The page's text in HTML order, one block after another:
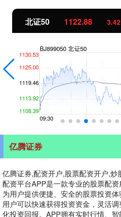
北证50 1122.88 3.42
亿腾证券
亿腾证券,配资开户,股票配资开户,炒
配资平台APP是一款专业的股票配
为用户提供便捷、安全的股票投资体
用户可以快速获得投资资金，灵活
化投资回报。APP拥有实时行情、